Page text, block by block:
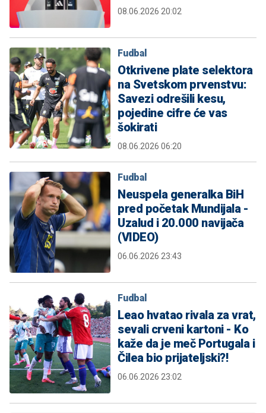
08.06.2026 20:02
Fudbal
Otkrivene plate selektora
na Svetskom prvenstvu:
Savezi odrešili kesu,
pojedine cifre će vas
šokirati
08.06.2026 06:20
Fudbal
Neuspela generalka BiH
pred početak Mundijala -
Uzalud i 20.000 navijača
(VIDEO)
06.06.2026 23:43
Fudbal
Leao hvatao rivala za vrat,
sevali crveni kartoni - Ko
kaže da je meč Portugala i
Čilea bio prijateljski?!
06.06.2026 23:02